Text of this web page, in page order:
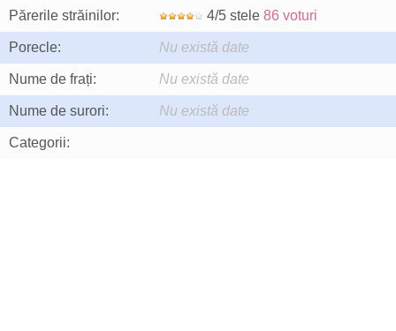
Părerile străinilor: 4/5 stele 86 voturi
Porecle: Nu există date
Nume de frați: Nu există date
Nume de surori: Nu există date
Categorii: